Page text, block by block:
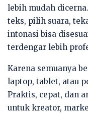
lebih mudah
teks, pilih suara,
intonasi bisa
terdengar lebih
Karena semuanya
laptop, tablet, atau
Praktis, cepat, dan
untuk kreator,